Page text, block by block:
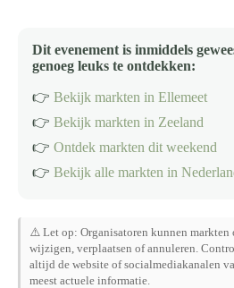
Dit evenement is inmiddels
genoeg leuks te ontdekken:
👉 Bekijk markten in Ellemeet
👉 Bekijk markten in Zeeland
👉 Ontdek markten dit weekend
👉 Bekijk alle markten in
⚠️ Let op: Organisatoren kunnen markten
wijzigen, verplaatsen of annuleren.
altijd de website of socialmediakanalen
meest actuele informatie.